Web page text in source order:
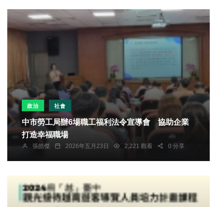
政治 社會
中市勞工局辦6場職工福利法令宣導會 協助企業
打造幸福職場
張皓傑 2026年五月23日 2,221 觀看 0 分享